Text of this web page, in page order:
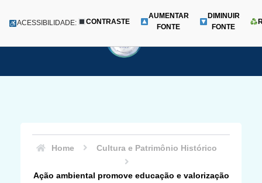
para
Menu
ACESSIBILIDADE: CONTRASTE
AUMENTAR
FONTE
DIMINUIR
FONTE
Home Cultura e Patrimônio Histórico
Ação ambiental promove educação e valorização